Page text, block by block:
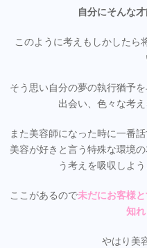
自分にそんな
このように考えもしかしたら
そう思い自分の夢の執行猶予
出会い、色々な考
また美容師になった時に一番
美容が好きと言う特殊な環境
う考えを吸収しよ
ここがあるので未だにお客様
知れ
やはり美